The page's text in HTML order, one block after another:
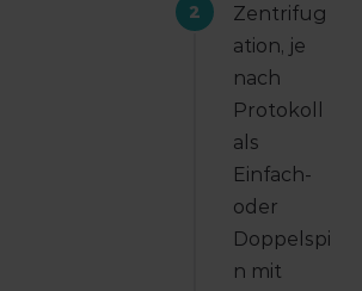
2
Zentrifug
ation, je
nach
Protokoll
als
Einfach-
oder
Doppelspi
n mit